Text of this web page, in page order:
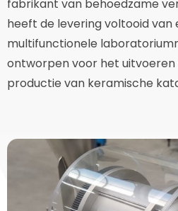
fabrikant van behoedzame
heeft de levering voltooid
multifunctionele
ontworpen voor het uitvoeren
productie van keramische